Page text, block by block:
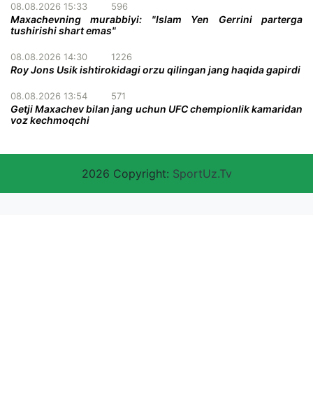
08.08.2026 15:33 596
Maxachevning murabbiyi: "Islam Yen Gerrini parterga
tushirishi shart emas"
08.08.2026 14:30 1226
Roy Jons Usik ishtirokidagi orzu qilingan jang haqida gapirdi
08.08.2026 13:54 571
Getji Maxachev bilan jang uchun UFC chempionlik kamaridan
voz kechmoqchi
2026 Copyright: SportUz.Tv